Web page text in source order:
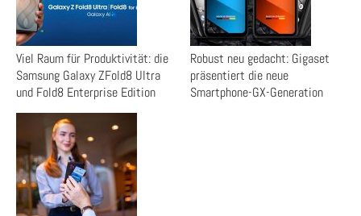
Viel Raum für Produktivität: die
Samsung Galaxy ZFold8 Ultra
und Fold8 Enterprise Edition
Robust neu gedacht: Gigaset
präsentiert die neue
Smartphone-GX-Generation